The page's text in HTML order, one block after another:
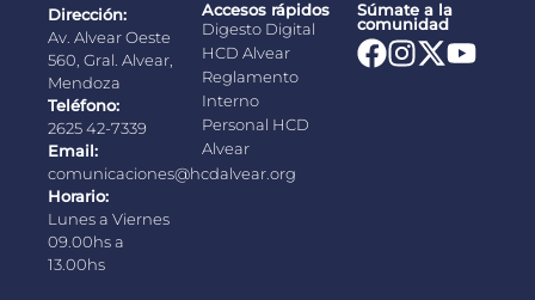
Dirección:
Av. Alvear Oeste
560, Gral. Alvear,
Mendoza
Teléfono:
2625 42-7339
Email:
comunicaciones@hcdalvear.org
Horario:
Lunes a Viernes
09.00hs a
13.00hs
Accesos rápidos
Digesto Digital
HCD Alvear
Reglamento
Interno
Personal HCD
Alvear
Súmate a la
comunidad